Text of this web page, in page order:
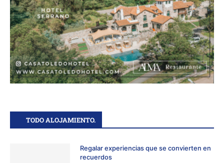
TODO ALOJAMIENTO.
Regalar experiencias que se convierten en
recuerdos